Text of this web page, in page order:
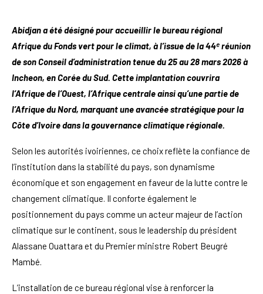
Abidjan a été désigné pour accueillir le bureau régional
Afrique du Fonds vert pour le climat, à l’issue de la 44ᵉ réunion
de son Conseil d’administration tenue du 25 au 28 mars 2026 à
Incheon, en Corée du Sud. Cette implantation couvrira
l’Afrique de l’Ouest, l’Afrique centrale ainsi qu’une partie de
l’Afrique du Nord, marquant une avancée stratégique pour la
Côte d’Ivoire dans la gouvernance climatique régionale.
Selon les autorités ivoiriennes, ce choix reflète la confiance de
l’institution dans la stabilité du pays, son dynamisme
économique et son engagement en faveur de la lutte contre le
changement climatique. Il conforte également le
positionnement du pays comme un acteur majeur de l’action
climatique sur le continent, sous le leadership du président
Alassane Ouattara et du Premier ministre Robert Beugré
Mambé.
L’installation de ce bureau régional vise à renforcer la